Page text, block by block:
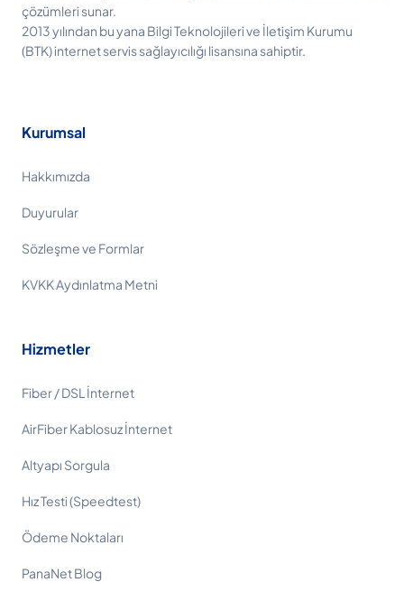
çözümleri sunar.
2013 yılından bu yana Bilgi Teknolojileri ve İletişim Kurumu
(BTK) internet servis sağlayıcılığı lisansına sahiptir.
Kurumsal
Hakkımızda
Duyurular
Sözleşme ve Formlar
KVKK Aydınlatma Metni
Hizmetler
Fiber / DSL İnternet
AirFiber Kablosuz İnternet
Altyapı Sorgula
Hız Testi (Speedtest)
Ödeme Noktaları
PanaNet Blog